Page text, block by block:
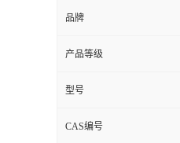
品牌
产品等级
型号
CAS编号